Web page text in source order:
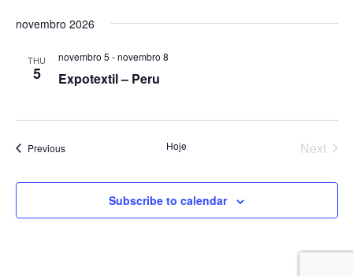
novembro 2026
THU
5 Expotextil – Peru
novembro 5 -novembro 8
PreviousEvents Hoje
Next
Subscribe to calendar